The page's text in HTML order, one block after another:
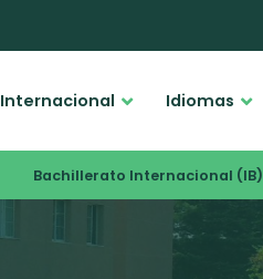
Internacional Idiomas
Bachillerato Internacional (IB)